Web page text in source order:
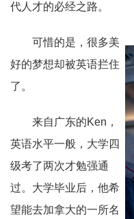
代人才的必经之路。
可惜的是，很多美
好的梦想却被英语拦住
了。
来自广东的Ken，
英语水平一般，大学四
级考了两次才勉强通
过。大学毕业后，他希
望能去加拿大的一所名